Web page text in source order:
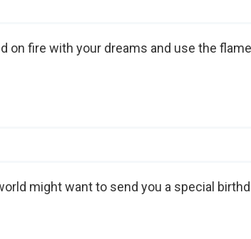
on fire with your dreams and use the
might want to send you a special